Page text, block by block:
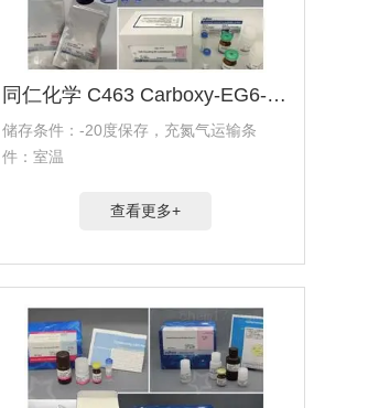
同仁化学 C463 Carboxy-EG6-hexadecanethiol试剂
储存条件：-20度保存，充氮气运输条
件：室温
查看更多+